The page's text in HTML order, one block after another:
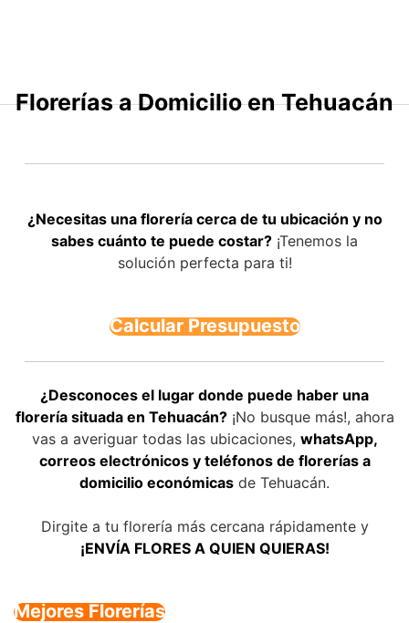
Florerías a Domicilio en Tehuacán
¿Necesitas una florería cerca de tu ubicación y no
sabes cuánto te puede costar? ¡Tenemos la
solución perfecta para ti!
Calcular Presupuesto
¿Desconoces el lugar donde puede haber una
florería situada en Tehuacán?¡No busque más!, ahora
vas a averiguar todas las ubicaciones, whatsApp,
correos electrónicos y teléfonos de florerías a
domicilio económicas de Tehuacán.
Dirgite a tu florería más cercana rápidamente y
¡ENVÍA FLORES A QUIEN QUIERAS!
Mejores Florerías